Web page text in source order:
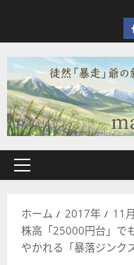
を
ス
キ
ッ
プ
メ
ン
メ
ニ
ュ
ホーム 2017年 11月
株高「25000円台」で
やかれる「暴落ジンク